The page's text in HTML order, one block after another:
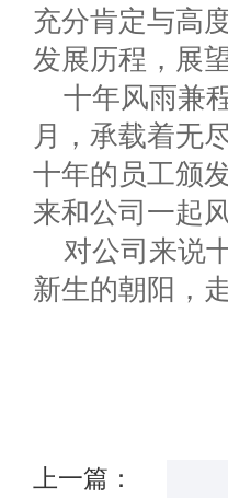
充分肯定与高
发展历程，展
十年风雨兼
月，承载着无
十年的员工颁
来和公司一起
对公司来说
新生的朝阳，
上一篇：